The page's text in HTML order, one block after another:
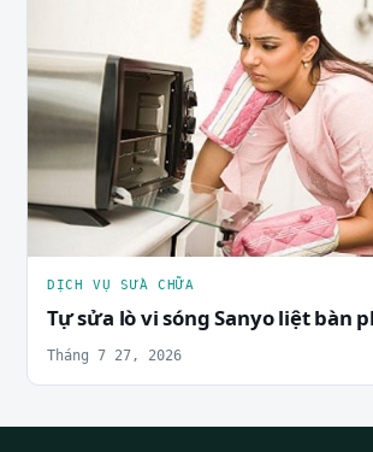
DỊCH VỤ SỬA CHỮA
Tự sửa lò vi sóng Sanyo liệt bàn
Tháng 7 27, 2026